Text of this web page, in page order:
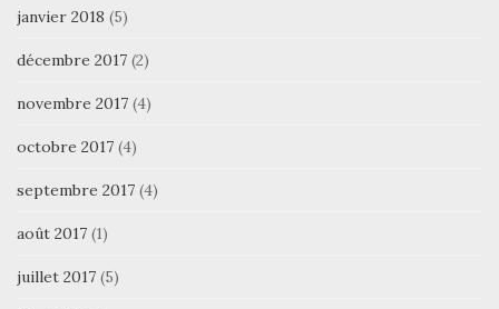
janvier 2018 (5)
décembre 2017 (2)
novembre 2017 (4)
octobre 2017 (4)
septembre 2017 (4)
août 2017 (1)
juillet 2017 (5)